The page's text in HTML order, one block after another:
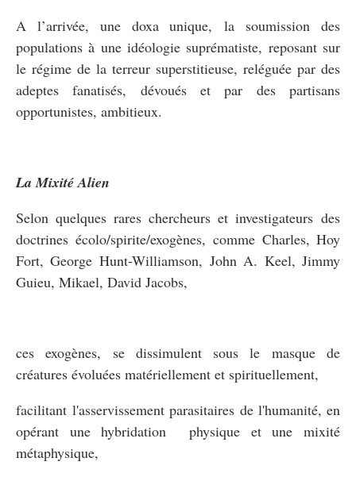
A l’arrivée, une doxa unique, la soumission des
populations à une idéologie suprématiste, reposant sur
le régime de la terreur superstitieuse, reléguée par des
adeptes fanatisés, dévoués et par des partisans
opportunistes, ambitieux.
La Mixité Alien
Selon quelques rares chercheurs et investigateurs des
doctrines écolo/spirite/exogènes, comme Charles, Hoy
Fort, George Hunt-Williamson, John A. Keel, Jimmy
Guieu, Mikael, David Jacobs,
ces exogènes, se dissimulent sous le masque de
créatures évoluées matériellement et spirituellement,
facilitant l'asservissement parasitaires de l'humanité, en
opérant une hybridation physique et une mixité
métaphysique,